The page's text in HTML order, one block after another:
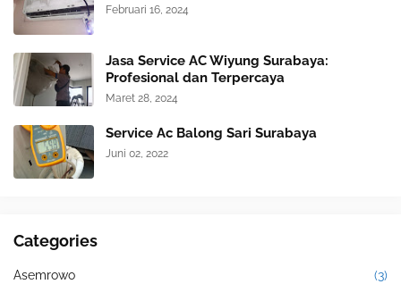
Februari 16, 2024
Jasa Service AC Wiyung Surabaya:
Profesional dan Terpercaya
Maret 28, 2024
Service Ac Balong Sari Surabaya
Juni 02, 2022
Categories
Asemrowo (3)